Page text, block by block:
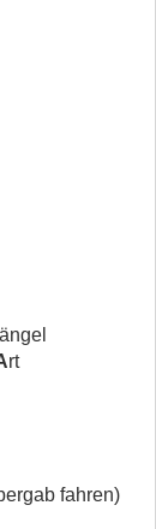
rt
fahren)